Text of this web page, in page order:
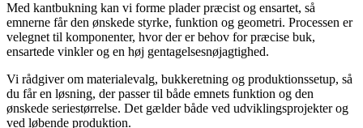
Med kantbukning kan vi forme plader præcist og ensartet, så
emnerne får den ønskede styrke, funktion og geometri. Processen er
velegnet til komponenter, hvor der er behov for præcise buk,
ensartede vinkler og en høj gentagelsesnøjagtighed.
Vi rådgiver om materialevalg, bukkeretning og produktionssetup, så
du får en løsning, der passer til både emnets funktion og den
ønskede seriestørrelse. Det gælder både ved udviklingsprojekter og
ved løbende produktion.